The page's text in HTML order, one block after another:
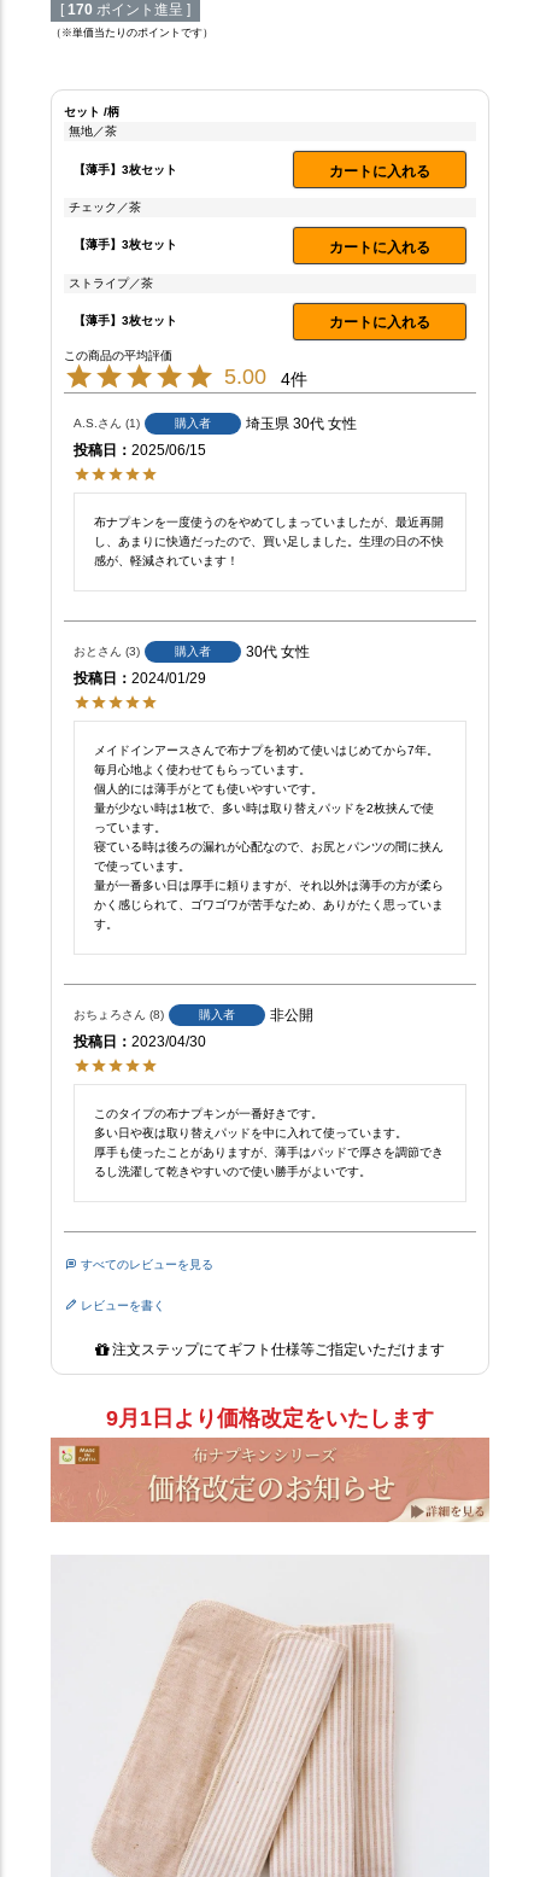
[ 170 ポイント進呈 ]
（※単価当たりのポイントです）
9月1日より価格改定をいたします
セット
柄
無地／茶
【薄手】3枚セット カートに入れる
チェック／茶
【薄手】3枚セット カートに入れる
ストライプ／茶
【薄手】3枚セット カートに入れる
5.00 4
A.S. 1 購入者 埼玉県 30代 女性
投稿日
2025/06/15
布ナプキンを一度使うのをやめてしまっていましたが、最近再開
し、あまりに快適だったので、買い足しました。生理の日の不快
感が、軽減されています！
おと 3 購入者 30代 女性
投稿日
2024/01/29
メイドインアースさんで布ナプを初めて使いはじめてから7年。
毎月心地よく使わせてもらっています。
個人的には薄手がとても使いやすいです。
量が少ない時は1枚で、多い時は取り替えパッドを2枚挟んで使
っています。
寝ている時は後ろの漏れが心配なので、お尻とパンツの間に挟ん
で使っています。
量が一番多い日は厚手に頼りますが、それ以外は薄手の方が柔ら
かく感じられて、ゴワゴワが苦手なため、ありがたく思っていま
す。
おちょろ 8 購入者
非公開
投稿日
2023/04/30
このタイプの布ナプキンが一番好きです。
多い日や夜は取り替えパッドを中に入れて使っています。
厚手も使ったことがありますが、薄手はパッドで厚さを調節でき
るし洗濯して乾きやすいので使い勝手がよいです。
すべてのレビューを見る
レビューを書く
注文ステップにてギフト仕様等ご指定いただけます